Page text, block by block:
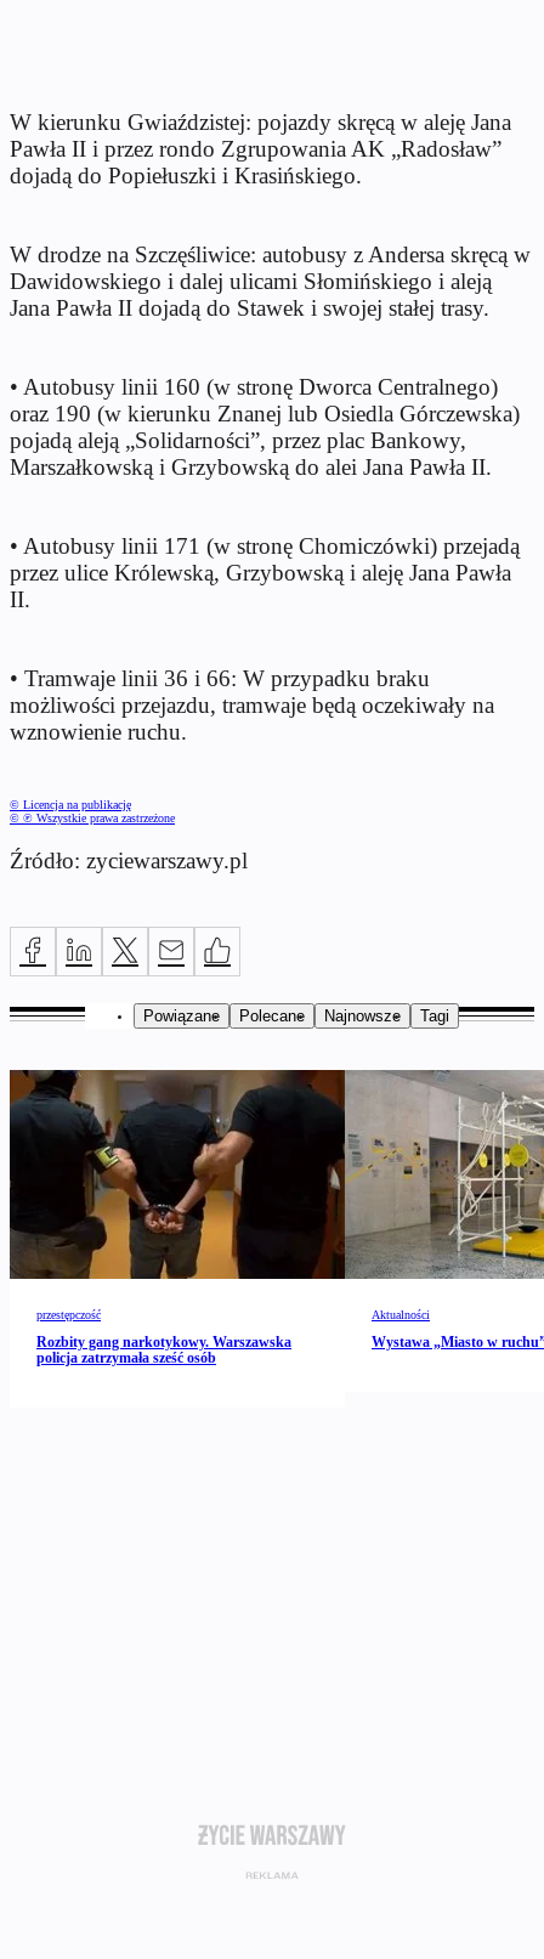
W kierunku Gwiaździstej: pojazdy skręcą w aleję Jana
Pawła II i przez rondo Zgrupowania AK „Radosław”
dojadą do Popiełuszki i Krasińskiego.
W drodze na Szczęśliwice: autobusy z Andersa skręcą w
Dawidowskiego i dalej ulicami Słomińskiego i aleją
Jana Pawła II dojadą do Stawek i swojej stałej trasy.
• Autobusy linii 160 (w stronę Dworca Centralnego)
oraz 190 (w kierunku Znanej lub Osiedla Górczewska)
pojadą aleją „Solidarności”, przez plac Bankowy,
Marszałkowską i Grzybowską do alei Jana Pawła II.
• Autobusy linii 171 (w stronę Chomiczówki) przejadą
przez ulice Królewską, Grzybowską i aleję Jana Pawła
II.
• Tramwaje linii 36 i 66: W przypadku braku
możliwości przejazdu, tramwaje będą oczekiwały na
wznowienie ruchu.
© Licencja na publikację
© ℗ Wszystkie prawa zastrzeżone
Źródło: zyciewarszawy.pl
Powiązane Polecane Najnowsze Tagi
przestępczość
Rozbity gang narkotykowy. Warszawska
policja zatrzymała sześć osób
Aktualności
Wystawa „Miasto w